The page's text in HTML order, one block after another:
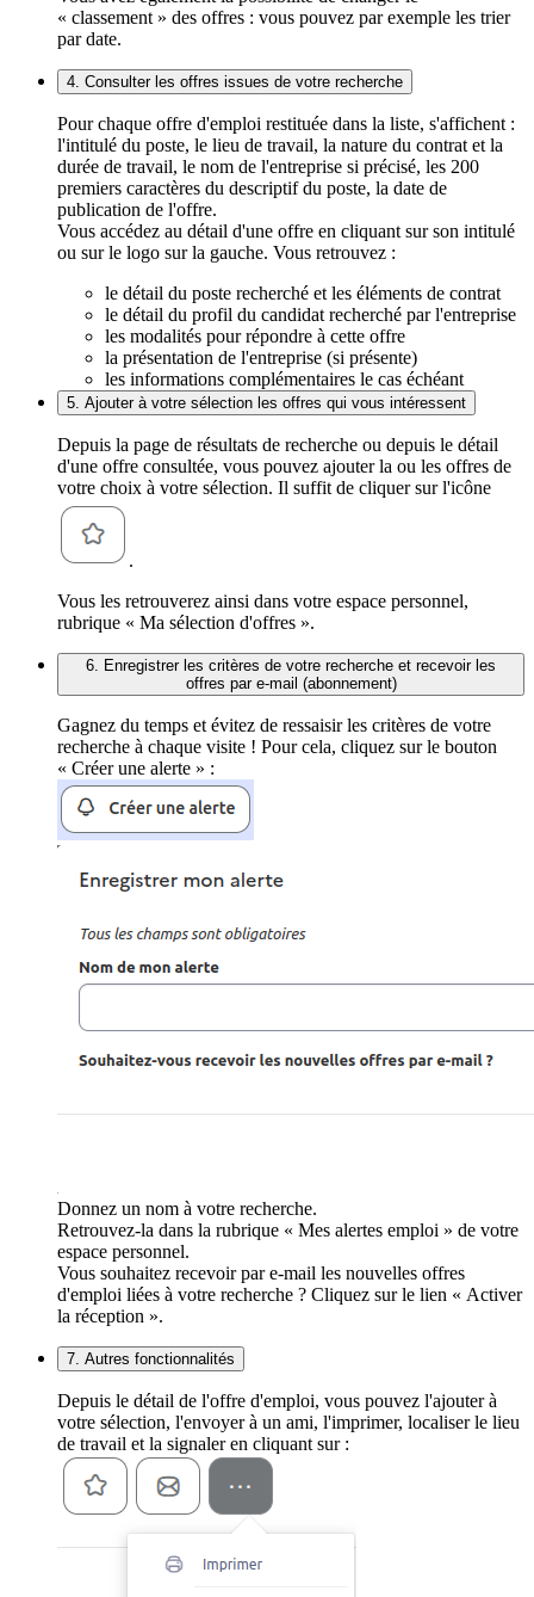
« classement » des offres : vous pouvez par exemple les trier
par date.
4. Consulter les offres issues de votre recherche
Pour chaque offre d'emploi restituée dans la liste, s'affichent :
l'intitulé du poste, le lieu de travail, la nature du contrat et la
durée de travail, le nom de l'entreprise si précisé, les 200
premiers caractères du descriptif du poste, la date de
publication de l'offre.
Vous accédez au détail d'une offre en cliquant sur son intitulé
ou sur le logo sur la gauche. Vous retrouvez :
le détail du poste recherché et les éléments de contrat
le détail du profil du candidat recherché par l'entreprise
les modalités pour répondre à cette offre
la présentation de l'entreprise (si présente)
les informations complémentaires le cas échéant
5. Ajouter à votre sélection les offres qui vous intéressent
Depuis la page de résultats de recherche ou depuis le détail
d'une offre consultée, vous pouvez ajouter la ou les offres de
votre choix à votre sélection. Il suffit de cliquer sur l'icône
.
Vous les retrouverez ainsi dans votre espace personnel,
rubrique « Ma sélection d'offres ».
6. Enregistrer les critères de votre recherche et recevoir les
offres par e-mail (abonnement)
Gagnez du temps et évitez de ressaisir les critères de votre
recherche à chaque visite ! Pour cela, cliquez sur le bouton
« Créer une alerte » :
Donnez un nom à votre recherche.
Retrouvez-la dans la rubrique « Mes alertes emploi » de votre
espace personnel.
Vous souhaitez recevoir par e-mail les nouvelles offres
d'emploi liées à votre recherche ? Cliquez sur le lien « Activer
la réception ».
7. Autres fonctionnalités
Depuis le détail de l'offre d'emploi, vous pouvez l'ajouter à
votre sélection, l'envoyer à un ami, l'imprimer, localiser le lieu
de travail et la signaler en cliquant sur :